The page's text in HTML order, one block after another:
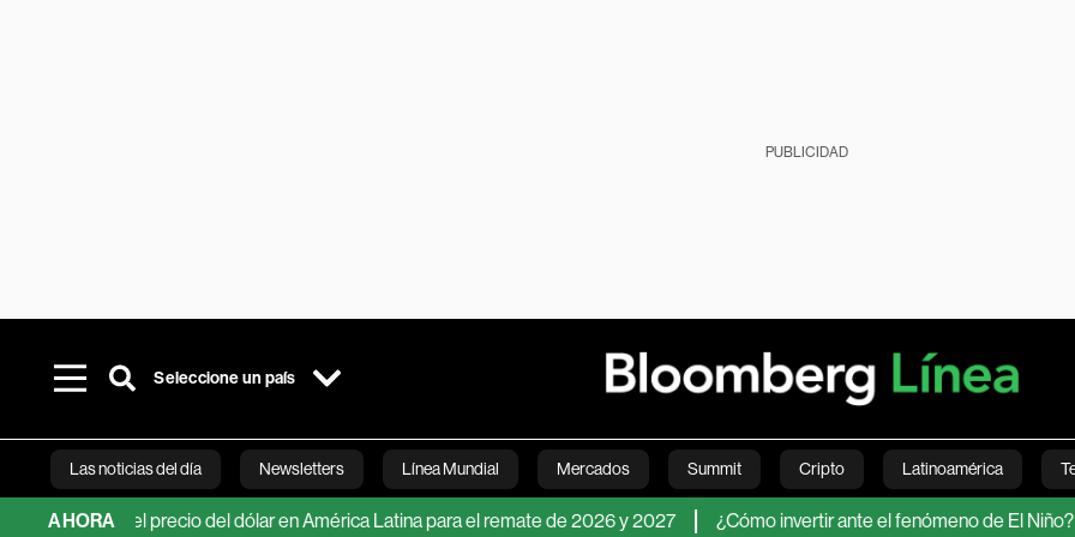
PUBLICIDAD
Seleccione un país
Las noticias del día Newsletters Línea Mundial Mercados Summit Cripto Latinoamérica
Bloomberg Green Economía Estilo de vida Mundo Videos
AHORA
del precio del dólar en América Latina para el remate de 2026 y 2027 ¿Cómo invertir ante el fenómeno de El Niño? Los